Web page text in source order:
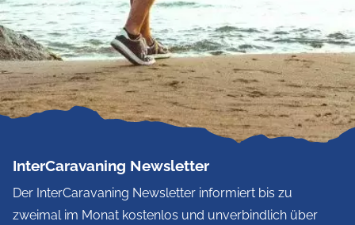
InterCaravaning Newsletter
Der InterCaravaning Newsletter informiert bis zu
zweimal im Monat kostenlos und unverbindlich über